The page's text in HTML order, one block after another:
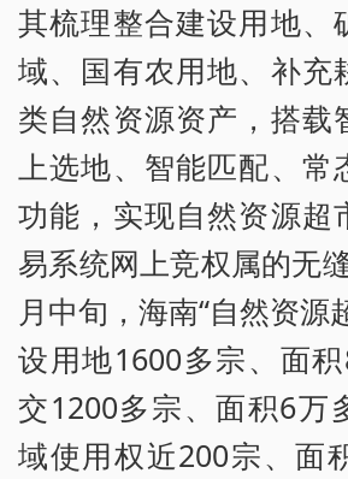
其梳理整合建设用地、
域、国有农用地、补充
类自然资源资产，搭载
上选地、智能匹配、常
功能，实现自然资源超
易系统网上竞权属的无
月中旬，海南“自然资源
设用地1600多宗、面
交1200多宗、面积6万
域使用权近200宗、面